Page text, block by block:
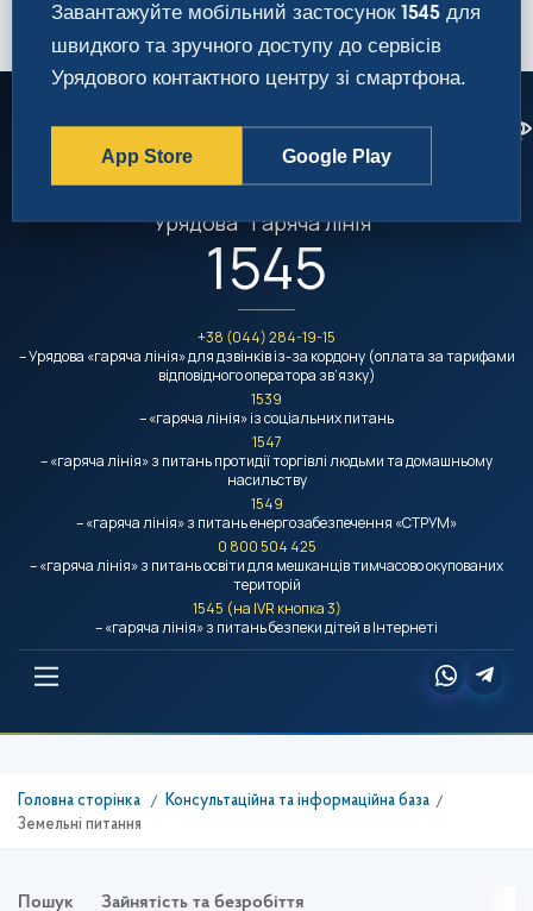
Урядовий контактний центр
Урядова "гаряча лінія"
1545
+38 (044) 284-19-15
– Урядова «гаряча лінія» для дзвінків із-за кордону (оплата за тарифами
відповідного оператора зв’язку)
1539
– «гаряча лінія» із соціальних питань
1547
– «гаряча лінія» з питань протидії торгівлі людьми та домашньому
насильству
1549
– «гаряча лінія» з питань енергозабезпечення «СТРУМ»
0 800 504 425
– «гаряча лінія» з питань освіти для мешканців тимчасово окупованих
територій
1545 (на IVR кнопка 3)
– «гаряча лінія» з питань безпеки дітей в Інтернеті
Головна сторінка
Консультаційна та інформаційна база
Земельні питання
Пошук
Зайнятість та безробіття
Завантажуйте мобільний застосунок 1545 для
швидкого та зручного доступу до сервісів
Урядового контактного центру зі смартфона.
App Store Google Play